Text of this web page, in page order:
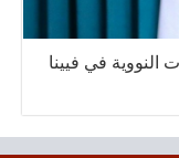
النووية في فيينا